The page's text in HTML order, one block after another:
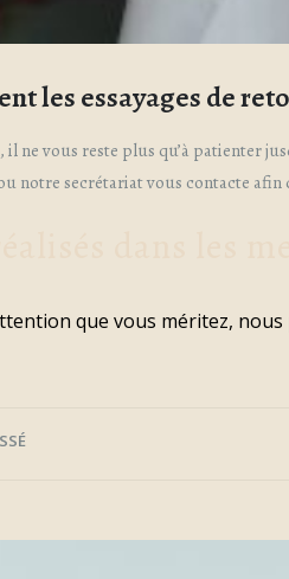
les essayages de
ne vous reste plus qu’à patienter
notre secrétariat vous contacte
que vous méritez,